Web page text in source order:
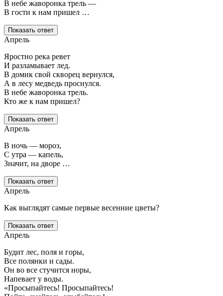
В небе жаворонка трель —
В гости к нам пришел …
Показать ответ
Апрель
Яростно река ревет
И разламывает лед.
В домик свой скворец вернулся,
А в лесу медведь проснулся.
В небе жаворонка трель.
Кто же к нам пришел?
Показать ответ
Апрель
В ночь — мороз,
С утра — капель,
Значит, на дворе …
Показать ответ
Апрель
Как выглядят самые первые весенние цветы?
Показать ответ
Апрель
Будит лес, поля и горы,
Все полянки и сады.
Он во все стучится норы,
Напевает у воды.
«Просыпайтесь! Просыпайтесь!